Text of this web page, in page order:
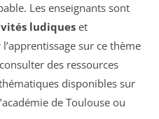
Les enseignants sont
ludiques et
sur ce thème
des ressources
disponibles sur
de Toulouse ou